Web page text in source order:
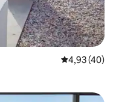
4,93 de uma
4,93 (40)